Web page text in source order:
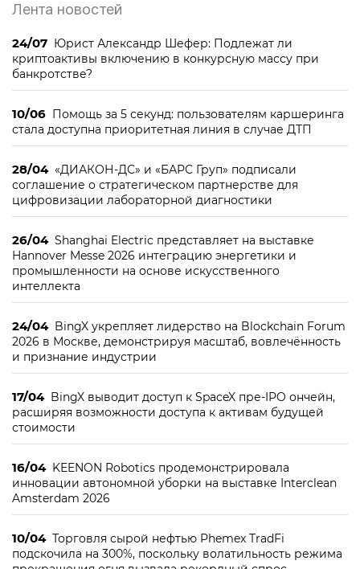
Лента новостей
24/07 Юрист Александр Шефер: Подлежат ли
криптоактивы включению в конкурсную массу при
банкротстве?
10/06 Помощь за 5 секунд: пользователям каршеринга
стала доступна приоритетная линия в случае ДТП
28/04 «ДИАКОН-ДС» и «БАРС Груп» подписали
соглашение о стратегическом партнерстве для
цифровизации лабораторной диагностики
26/04 Shanghai Electric представляет на выставке
Hannover Messe 2026 интеграцию энергетики и
промышленности на основе искусственного
интеллекта
24/04 BingX укрепляет лидерство на Blockchain Forum
2026 в Москве, демонстрируя масштаб, вовлечённость
и признание индустрии
17/04 BingX выводит доступ к SpaceX пре-IPO ончейн,
расширяя возможности доступа к активам будущей
стоимости
16/04 KEENON Robotics продемонстрировала
инновации автономной уборки на выставке Interclean
Amsterdam 2026
10/04 Торговля сырой нефтью Phemex TradFi
подскочила на 300%, поскольку волатильность режима